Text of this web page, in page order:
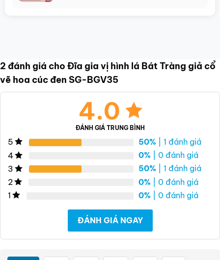
2 đánh giá cho Đĩa gia vị hình lá Bát Tràng giả cổ
vẽ hoa cúc đen SG-BGV35
4.0
ĐÁNH GIÁ TRUNG BÌNH
5 50% | 1 đánh giá
4
0% | 0 đánh giá
3
50% | 1 đánh giá
2
0% | 0 đánh giá
1
0% | 0 đánh giá
ĐÁNH GIÁ NGAY